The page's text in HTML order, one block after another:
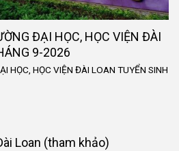
ĐẠI HỌC, HỌC VIỆN ĐÀI
9-2026
HỌC, HỌC VIỆN ĐÀI LOAN TUYỂN SINH
Loan (tham khảo)